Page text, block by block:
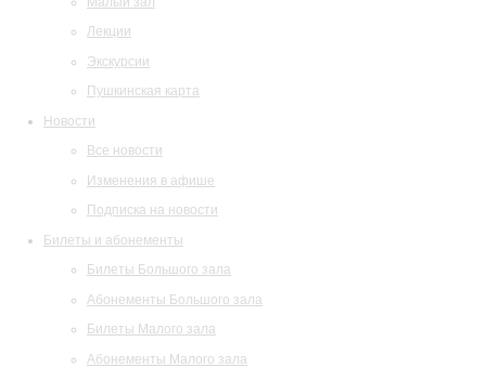
Лекции
Экскурсии
Пушкинская карта
Новости
Все новости
Изменения в афише
Подписка на новости
Билеты и абонементы
Билеты Большого зала
Абонементы Большого зала
Билеты Малого зала
Абонементы Малого зала